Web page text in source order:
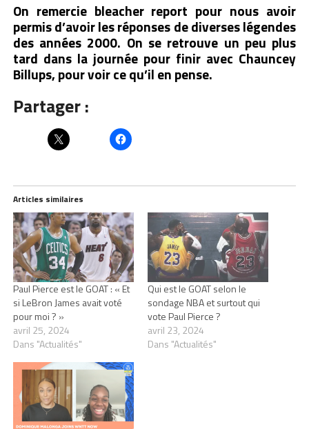
On remercie bleacher report pour nous avoir
permis d’avoir les réponses de diverses légendes
des années 2000. On se retrouve un peu plus
tard dans la journée pour finir avec Chauncey
Billups, pour voir ce qu’il en pense.
Partager :
Articles similaires
Paul Pierce est le GOAT : « Et
si LeBron James avait voté
pour moi ? »
avril 25, 2024
Dans "Actualités"
Qui est le GOAT selon le
sondage NBA et surtout qui
vote Paul Pierce ?
avril 23, 2024
Dans "Actualités"